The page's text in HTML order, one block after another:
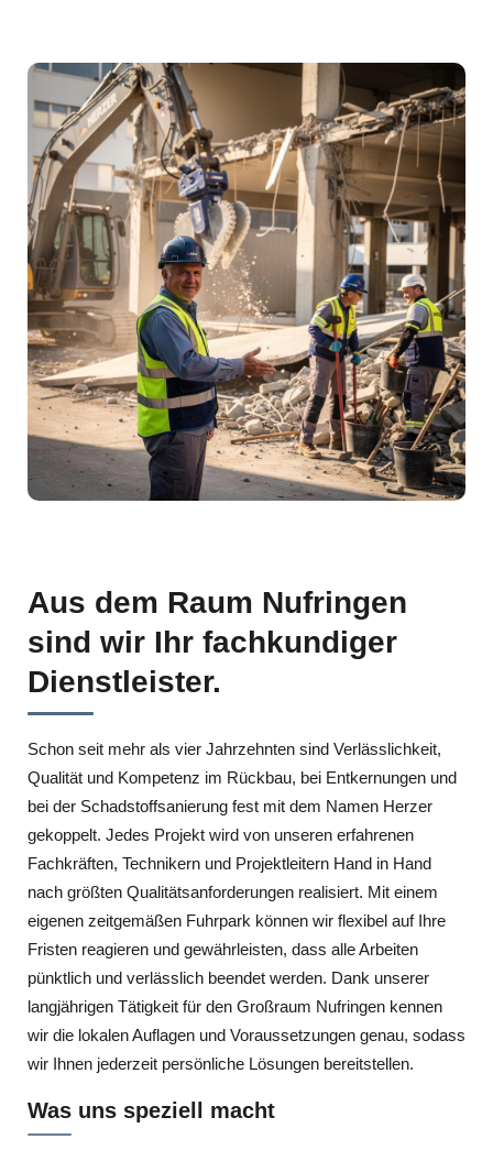
Aus dem Raum Nufringen
sind wir Ihr fachkundiger
Dienstleister.
Schon seit mehr als vier Jahrzehnten sind Verlässlichkeit,
Qualität und Kompetenz im Rückbau, bei Entkernungen und
bei der Schadstoffsanierung fest mit dem Namen Herzer
gekoppelt. Jedes Projekt wird von unseren erfahrenen
Fachkräften, Technikern und Projektleitern Hand in Hand
nach größten Qualitätsanforderungen realisiert. Mit einem
eigenen zeitgemäßen Fuhrpark können wir flexibel auf Ihre
Fristen reagieren und gewährleisten, dass alle Arbeiten
pünktlich und verlässlich beendet werden. Dank unserer
langjährigen Tätigkeit für den Großraum Nufringen kennen
wir die lokalen Auflagen und Voraussetzungen genau, sodass
wir Ihnen jederzeit persönliche Lösungen bereitstellen.
Was uns speziell macht